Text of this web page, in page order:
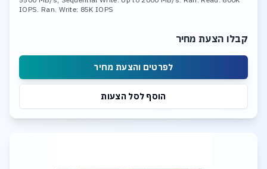
IOPS. Ran. Write: 85K IOPS
קבלו הצעת מחיר
לפרטים והצעת מחיר
הוסף לסל הצעות